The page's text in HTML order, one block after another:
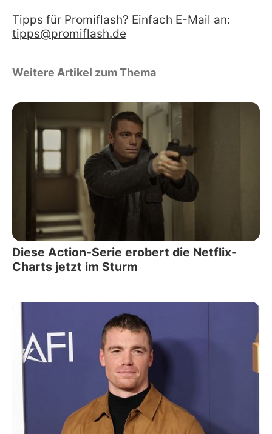
Tipps für Promiflash? Einfach E-Mail an:
tipps@promiflash.de
Weitere Artikel zum Thema
Diese Action-Serie erobert die Netflix-
Charts jetzt im Sturm